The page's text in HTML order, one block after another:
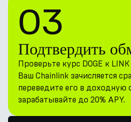
03
Подтвердить
Проверьте курс DOGE к
Ваш Chainlink зачисляется
переведите его в доходную
зарабатывайте до 20% APY.